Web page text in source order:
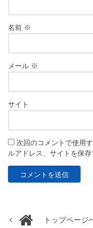
名前 ※
メール ※
サイト
次回のコメントで使用
ルアドレス、サイトを保存
トップページ